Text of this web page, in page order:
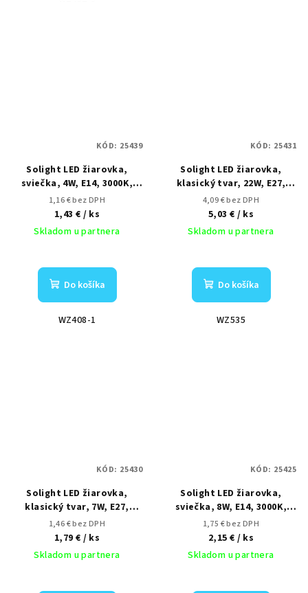
Solight LED žiarovka,
sviečka, 4W, E14, 3000K,
340lm
1,16 € bez DPH
1,43 € / ks
Skladom u partnera
Do košíka
WZ408-1
KÓD: 25439
Solight LED žiarovka,
klasický tvar, 22W, E27,
3000K, 270°, 2090lm
4,09 € bez DPH
5,03 € / ks
Skladom u partnera
Do košíka
WZ535
KÓD: 25431
Solight LED žiarovka,
klasický tvar, 7W, E27,
4000K, 270°, 595lm
1,46 € bez DPH
1,79 € / ks
Skladom u partnera
KÓD: 25430
Solight LED žiarovka,
sviečka, 8W, E14, 3000K,
720lm
1,75 € bez DPH
2,15 € / ks
Skladom u partnera
KÓD: 25425